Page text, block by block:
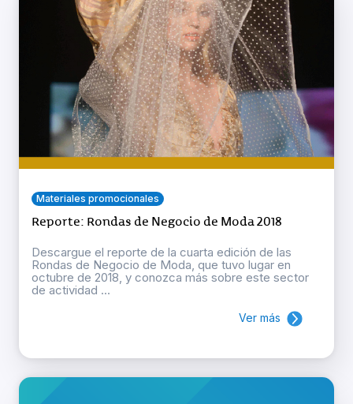
Materiales promocionales
Reporte: Rondas de Negocio de Moda 2018
Descargue el reporte de la cuarta edición de las
Rondas de Negocio de Moda, que tuvo lugar en
octubre de 2018, y conozca más sobre este sector
de actividad ...
Ver más